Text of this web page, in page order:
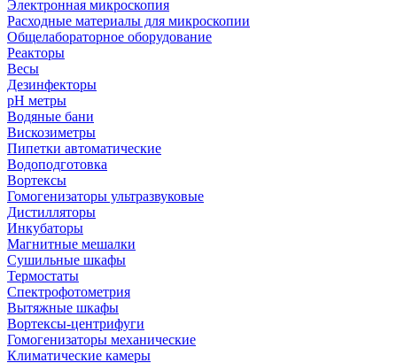
Электронная микроскопия
Расходные материалы для микроскопии
Общелабораторное оборудование
Реакторы
Весы
Дезинфекторы
рН метры
Водяные бани
Вискозиметры
Пипетки автоматические
Водоподготовка
Вортексы
Гомогенизаторы ультразвуковые
Дистилляторы
Инкубаторы
Магнитные мешалки
Сушильные шкафы
Термостаты
Спектрофотометрия
Вытяжные шкафы
Вортексы-центрифуги
Гомогенизаторы механические
Климатические камеры